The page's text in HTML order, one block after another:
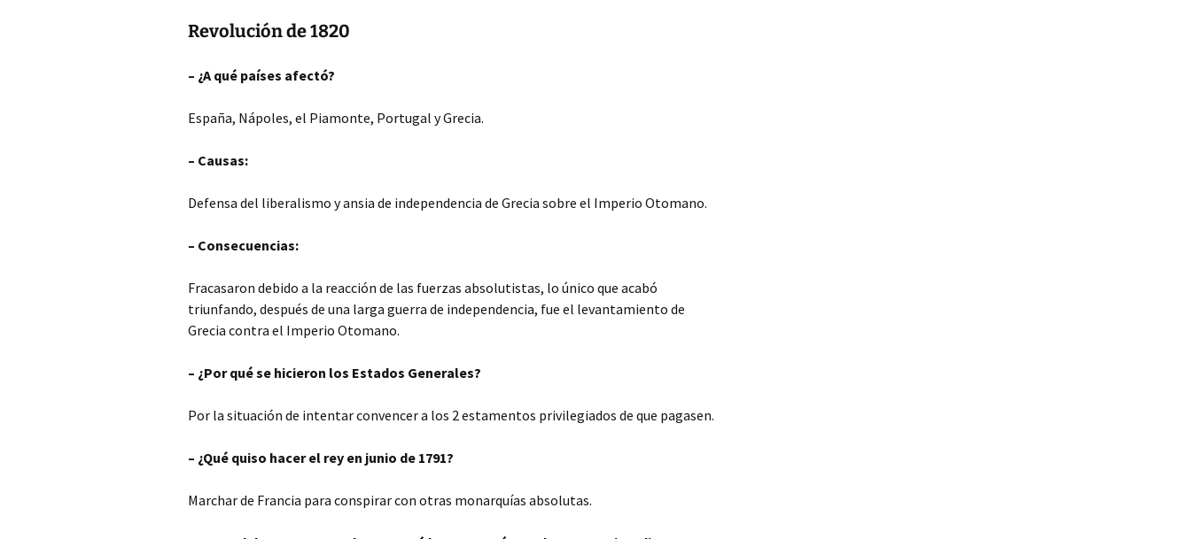
Revolución de 1820
– ¿A qué países afectó?
España, Nápoles, el Piamonte, Portugal y Grecia.
– Causas:
Defensa del liberalismo y ansia de independencia de Grecia sobre el Imperio Otomano.
– Consecuencias:
Fracasaron debido a la reacción de las fuerzas absolutistas, lo único que acabó
triunfando, después de una larga guerra de independencia, fue el levantamiento de
Grecia contra el Imperio Otomano.
– ¿Por qué se hicieron los Estados Generales?
Por la situación de intentar convencer a los 2 estamentos privilegiados de que pagasen.
– ¿Qué quiso hacer el rey en junio de 1791?
Marchar de Francia para conspirar con otras monarquías absolutas.